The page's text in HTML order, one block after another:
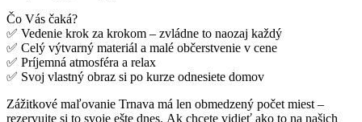
Čo Vás čaká?
✅ Vedenie krok za krokom – zvládne to naozaj každý
✅ Celý výtvarný materiál a malé občerstvenie v cene
✅ Príjemná atmosféra a relax
✅ Svoj vlastný obraz si po kurze odnesiete domov
Zážitkové maľovanie Trnava má len obmedzený počet miest –
rezervujte si to svoje ešte dnes. Ak chcete vidieť ako to na našich